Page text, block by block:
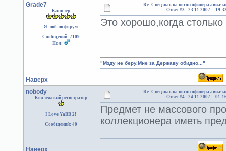
Grade7
Канцлер
Я люблю форум
Сообщений: 7109
Пол:
Re: Спецзнак на погон офицера
Ответ #3 -23.11.2007 ::
Это хорошо,когда
Наверх
"Мзду не беру.Мне за Державу обидно..."
nobody
Коллежский регистратор
I Love YaBB 2!
Сообщений: 40
Re: Спецзнак на погон офицера
Ответ #4 -24.11.2007 ::
Предмет не массового
коллекционера иметь
Наверх